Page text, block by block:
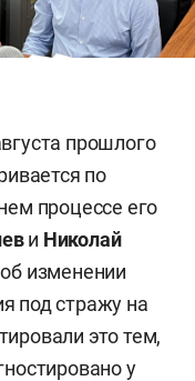
прошлого
по
процессе его
и Николай
изменении
под стражу на
это тем,
у